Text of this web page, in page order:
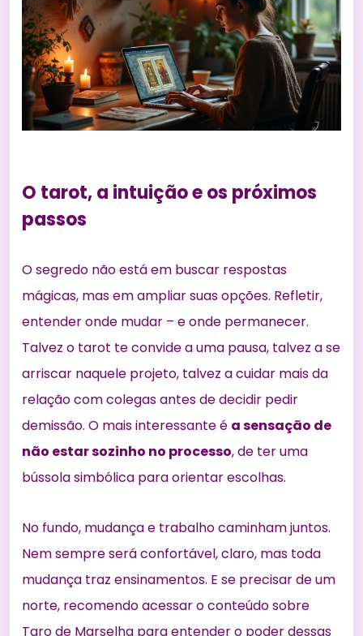
O tarot, a intuição e os próximos
passos
O segredo não está em buscar respostas
mágicas, mas em ampliar suas opções. Refletir,
entender onde mudar – e onde permanecer.
Talvez o tarot te convide a uma pausa, talvez a se
arriscar naquele projeto, talvez a cuidar mais da
relação com colegas antes de decidir pedir
demissão. O mais interessante é a sensação de
não estar sozinho no processo, de ter uma
bússola simbólica para orientar escolhas.
No fundo, mudança e trabalho caminham juntos.
Nem sempre será confortável, claro, mas toda
mudança traz ensinamentos. E se precisar de um
norte, recomendo acessar o conteúdo sobre
Taro de Marselha para entender o poder dessas